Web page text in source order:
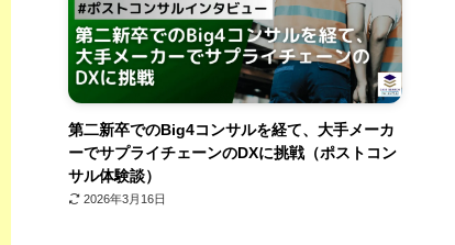
第二新卒でのBig4コンサルを経て、大手メーカ
ーでサプライチェーンのDXに挑戦（ポストコン
サル体験談）
2026年3月16日